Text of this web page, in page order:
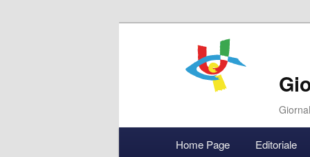
Vai
Vai
Accedi
Home Page Editoriale